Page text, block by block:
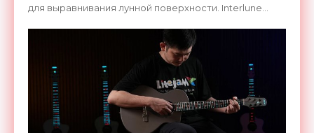
для выравнивания лунной поверхности. Interlune